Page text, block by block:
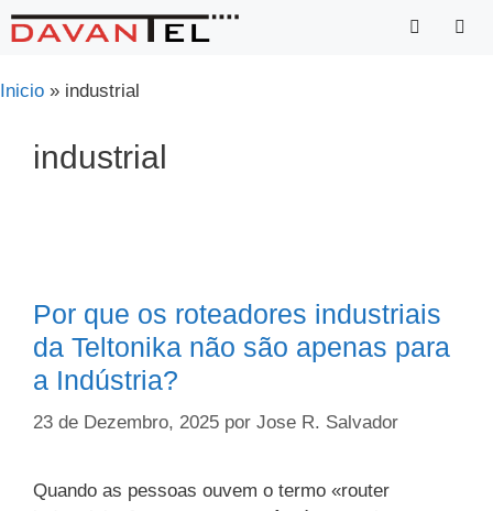
Saltar
para
conteúdo
Inicio » industrial
industrial
Por que os roteadores industriais
da Teltonika não são apenas para
a Indústria?
23 de Dezembro, 2025 por Jose R. Salvador
Quando as pessoas ouvem o termo «router